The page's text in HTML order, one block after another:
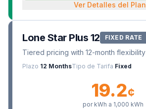
Ver Detalles del Plan
Lone Star Plus 12 FIXED RATE
Tiered pricing with 12-month flexibility
Plazo 12 MonthsTipo de Tarifa Fixed
19.2¢
por kWh a 1,000 kWh